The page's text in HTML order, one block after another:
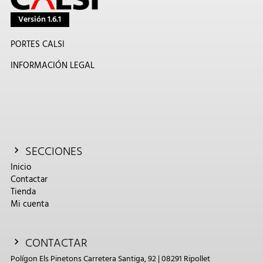
Versión 1.6.1
PORTES CALSI
INFORMACIÓN LEGAL
SECCIONES
Inicio
Contactar
Tienda
Mi cuenta
CONTACTAR
Polígon Els Pinetons Carretera Santiga, 92 | 08291 Ripollet